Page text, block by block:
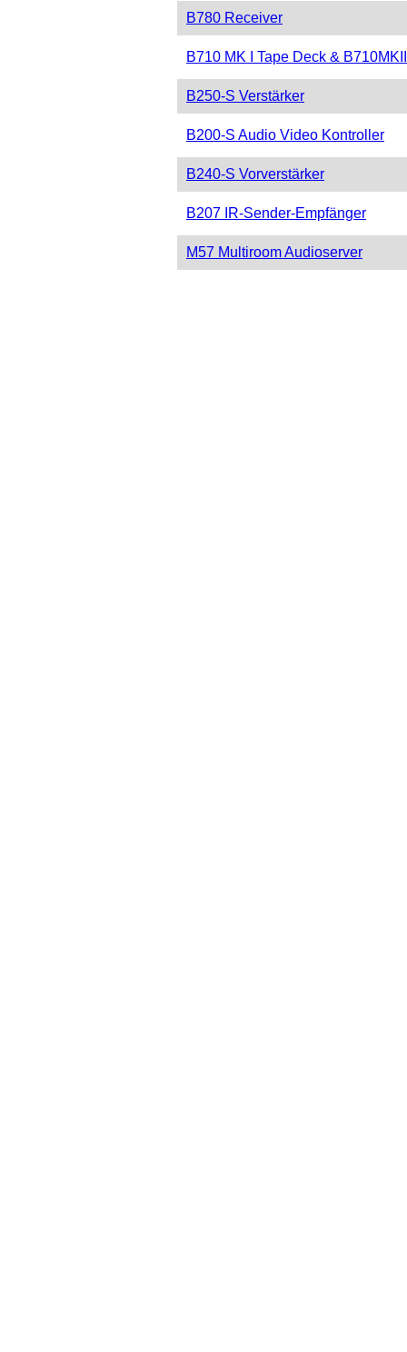
B780 Receiver
B710 MK I Tape Deck &
B250-S Verstärker
B200-S Audio Video Kontroller
B240-S Vorverstärker
B207 IR-Sender-Empfänger
M57 Multiroom Audioserver